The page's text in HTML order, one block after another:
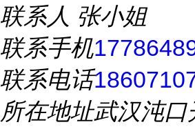
联系人 张小姐
联系手机
联系电话
所在地址武汉沌口